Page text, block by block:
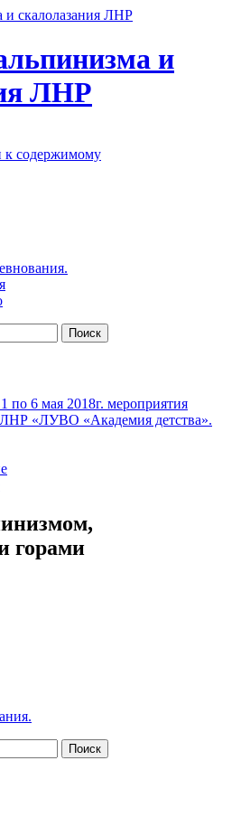
и
ЛНР
к содержимому
по 6 мая 2018г. мероприятия
«ЛУВО «Академия детства».
горами